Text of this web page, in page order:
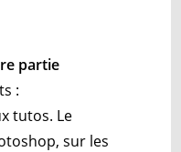
partie
:
tutos. Le
sur les